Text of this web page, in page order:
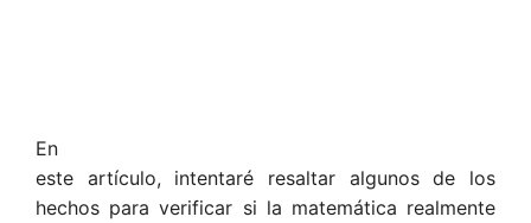
En
este artículo, intentaré resaltar algunos de los
hechos para verificar si la matemática realmente